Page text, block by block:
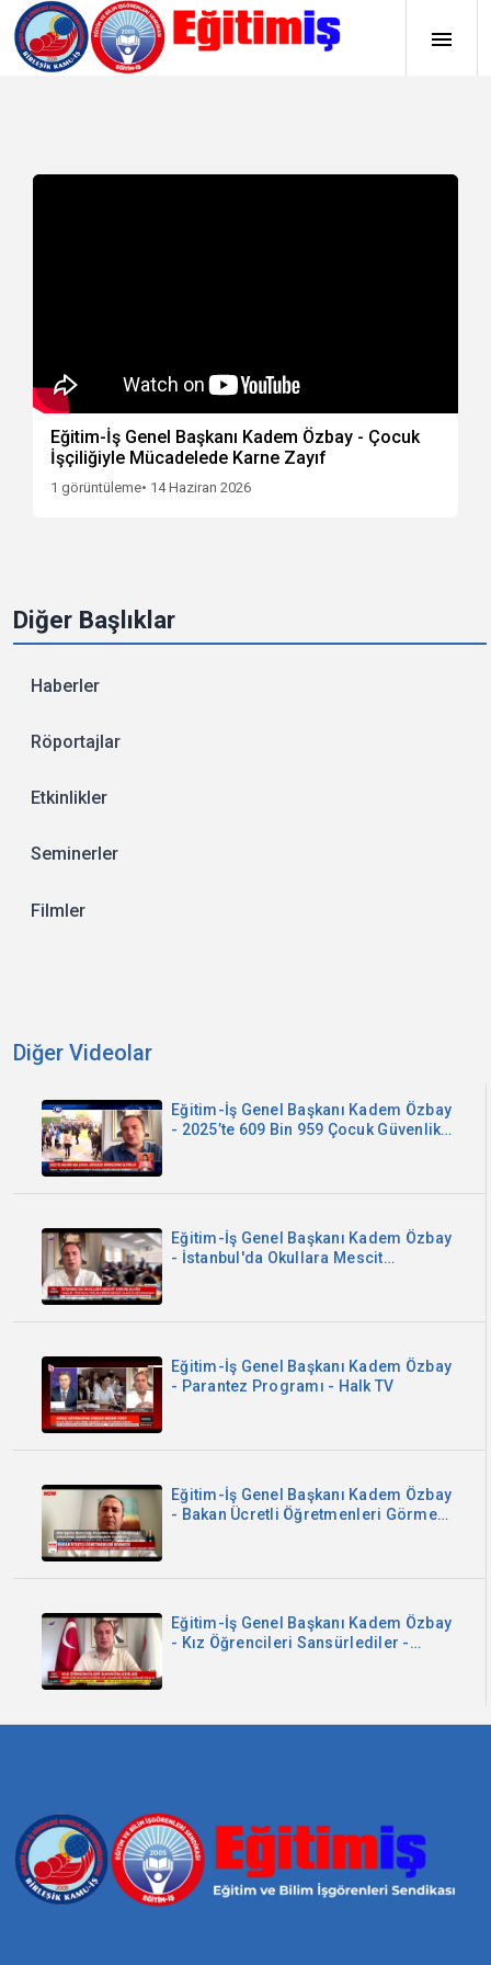
Diğer Başlıklar
Haberler
Röportajlar
Etkinlikler
Seminerler
Filmler
Diğer Videolar
Eğitim-İş Genel Başkanı Kadem Özbay
- 2025’te 609 Bin 959 Çocuk Güvenlik
Eğitim-İş Genel Başkanı Kadem Özbay
- İstanbul'da Okullara Mescit
Eğitim-İş Genel Başkanı Kadem Özbay
- Parantez Programı - Halk TV
Eğitim-İş Genel Başkanı Kadem Özbay
- Bakan Ücretli Öğretmenleri Görmedi
Eğitim-İş Genel Başkanı Kadem Özbay
- Kız Öğrencileri Sansürlediler -
Eğitim-İş Genel Başkanı Kadem Özbay - Çocuk
İşçiliğiyle Mücadelede Karne Zayıf
1 görüntüleme• 14 Haziran 2026